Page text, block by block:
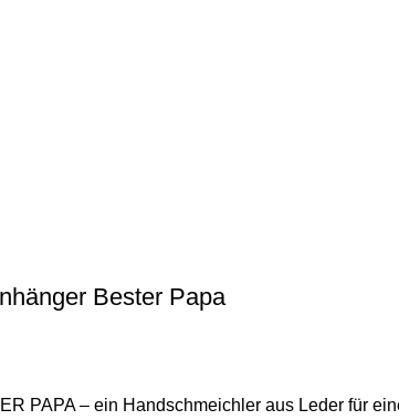
Bester Papa
PAPA – ein Handschmeichler aus Leder für